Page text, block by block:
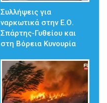
Συλλήψεις για
ναρκωτικά στην Ε.Ο.
Σπάρτης-Γυθείου και
στη Βόρεια Κυνουρία